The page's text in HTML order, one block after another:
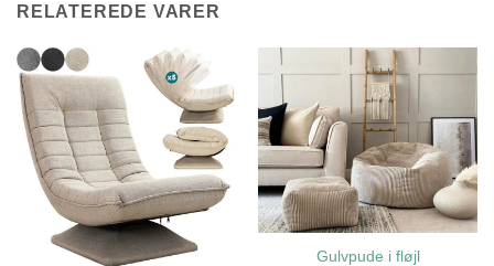
RELATEREDE VARER
Gulvpude i fløjl